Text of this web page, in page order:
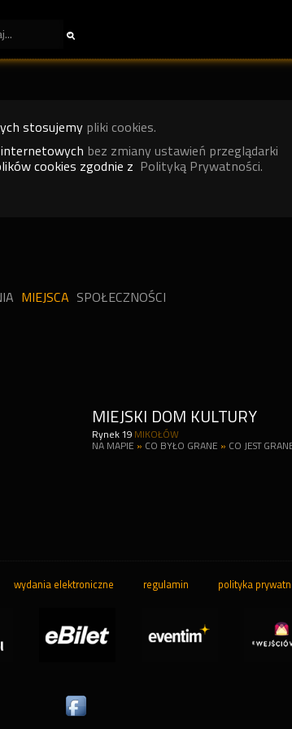
stosujemy pliki cookies.
bez zmiany ustawień przeglądarki
cookies zgodnie z Polityką Prywatności.
MIEJSCA SPOŁECZNOŚCI
MIEJSKI DOM KULTURY
Rynek 19 MIKOŁÓW
NA MAPIE » CO BYŁO GRANE » CO JEST
wydania elektroniczne regulamin polityka